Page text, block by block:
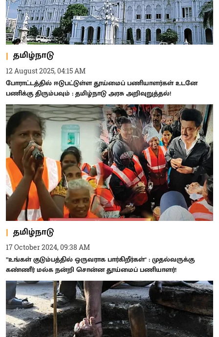
தமிழ்நாடு
12 August 2025, 04:15 AM
போராட்டத்தில் ஈடுபட்டுள்ள தூய்மைப் பணியாளர்கள் உடனே
பணிக்கு திரும்பவும் : தமிழ்நாடு அரசு அறிவுறுத்தல்!
தமிழ்நாடு
17 October 2024, 09:38 AM
”உங்கள் குடும்பத்தில் ஒருவராக பார்கிறீர்கள்" : முதல்வருக்கு
கண்ணீர் மல்க நன்றி சொன்ன தூய்மைப் பணியாளர்!